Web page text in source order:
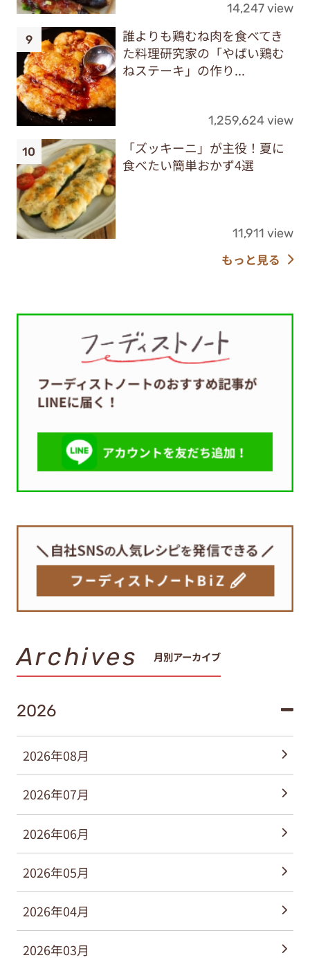
14,247 view
誰よりも鶏むね肉を食べてき
た料理研究家の「やばい鶏む
ねステーキ」の作り...
1,259,624 view
「ズッキーニ」が主役！夏に
食べたい簡単おかず4選
11,911 view
もっと見る
Archives 月別アーカイブ
2026
2026年08月
2026年07月
2026年06月
2026年05月
2026年04月
2026年03月